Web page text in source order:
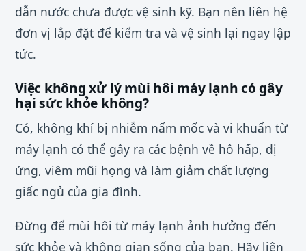
dẫn nước chưa được vệ sinh kỹ. Bạn nên liên hệ
đơn vị lắp đặt để kiểm tra và vệ sinh lại ngay lập
tức.
Việc không xử lý mùi hôi máy lạnh có gây
hại sức khỏe không?
Có, không khí bị nhiễm nấm mốc và vi khuẩn từ
máy lạnh có thể gây ra các bệnh về hô hấp, dị
ứng, viêm mũi họng và làm giảm chất lượng
giấc ngủ của gia đình.
Đừng để mùi hôi từ máy lạnh ảnh hưởng đến
sức khỏe và không gian sống của bạn. Hãy liên